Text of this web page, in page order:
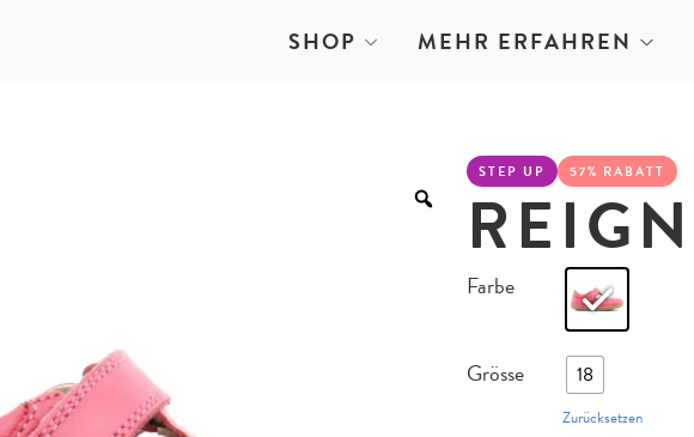
SHOP MEHR ERFAHREN
STEP UP 57% RABATT
REIGN
Farbe
Grösse 18
Zurücksetzen